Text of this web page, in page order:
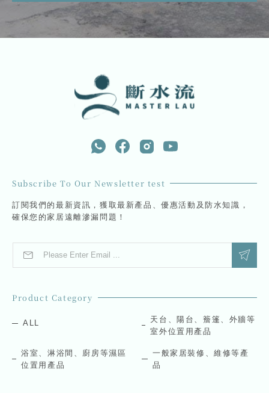
Subscribe To Our Newsletter test
訂閱我們的最新資訊，獲取最新產品、優惠活動及防水知識，
確保您的家居遠離滲漏問題！
a
l
l
a
lProduct Category
ALL
天台、陽台、簷篷、外牆等
室外位置用產品
浴室、淋浴間、廚房等濕區
位置用產品
一般家居裝修、維修等產
品